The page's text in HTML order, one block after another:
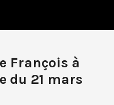
François à
du 21 mars